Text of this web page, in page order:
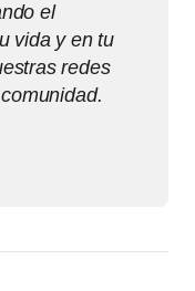
el
vida y en tu
redes